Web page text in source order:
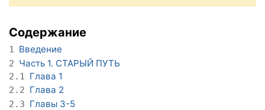
Содержание
1 Введение
2 Часть 1. СТАРЫЙ ПУТЬ
2.1 Глава 1
2.2 Глава 2
2.3 Главы 3-5